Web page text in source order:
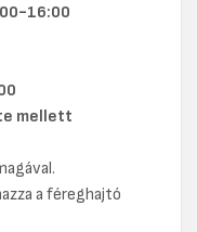
16:00
mellett
a féreghajtó